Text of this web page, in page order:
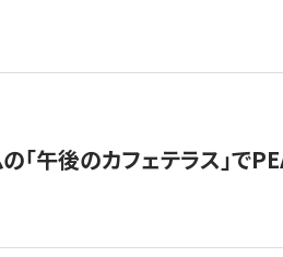
「午後のカフェテラス」で